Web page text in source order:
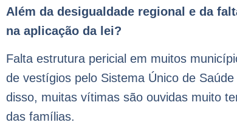
Além da desigualdade regional e da
na aplicação da lei?
Falta estrutura pericial em muitos
de vestígios pelo Sistema Único de
disso, muitas vítimas são ouvidas muito
das famílias.